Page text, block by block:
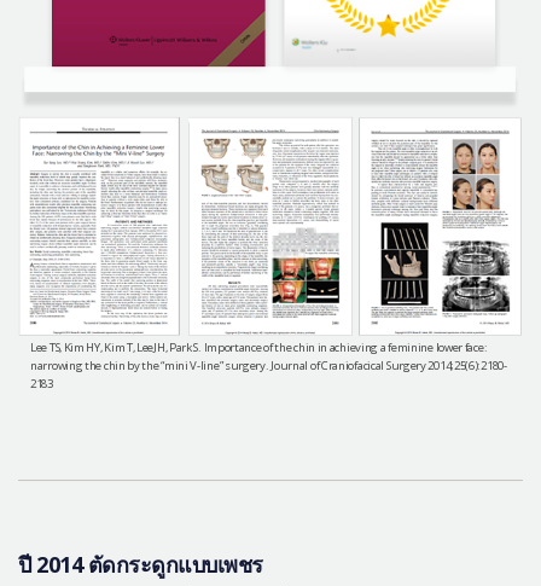
Lee TS, Kim HY, Kim T, LeeJH, Park S. Importance of the chin in achieving a feminine lower face:
narrowing the chin by the “mini V-line” surgery. Journal of Craniofacical Surgery 2014;25(6):2180-
2183
ปี 2014 ตัดกระดูกแบบเพชร